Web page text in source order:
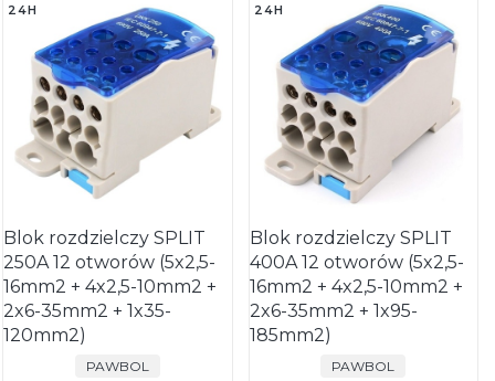
24H
Blok rozdzielczy SPLIT
250A 12 otworów (5x2,5-
16mm2 + 4x2,5-10mm2 +
2x6-35mm2 + 1x35-
120mm2)
PRODUCENT
PAWBOL
24H
Blok rozdzielczy SPLIT
400A 12 otworów (5x2,5-
16mm2 + 4x2,5-10mm2 +
2x6-35mm2 + 1x95-
185mm2)
PRODUCENT
PAWBOL